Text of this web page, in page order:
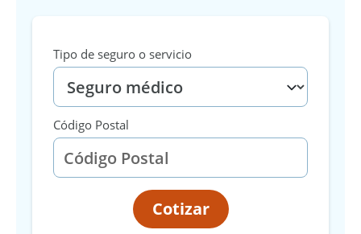
Tipo de seguro o servicio
Código Postal
Cotizar